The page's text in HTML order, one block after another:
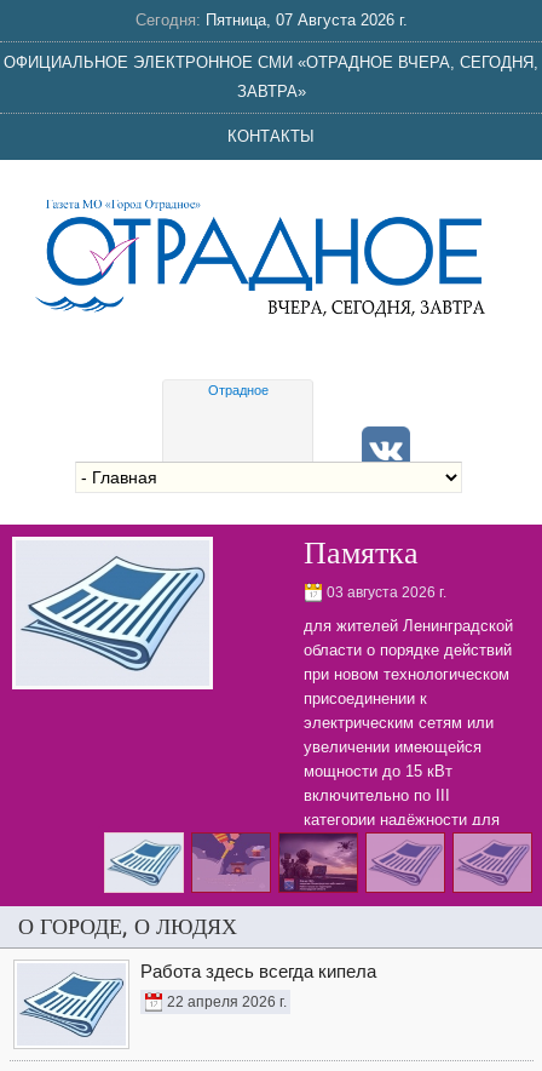
Сегодня: Пятница, 07 Августа 2026 г.
ОФИЦИАЛЬНОЕ ЭЛЕКТРОННОЕ СМИ «ОТРАДНОЕ ВЧЕРА, СЕГОДНЯ,
ЗАВТРА»
КОНТАКТЫ
Отрадное
Памятка
03 августа 2026 г.
для жителей Ленинградской
области о порядке действий
при новом технологическом
присоединении к
электрическим сетям или
увеличении имеющейся
мощности до 15 кВт
включительно по III
категории надёжности для
бытовых нужд.
О ГОРОДЕ, О ЛЮДЯХ
Работа здесь всегда кипела
22 апреля 2026 г.